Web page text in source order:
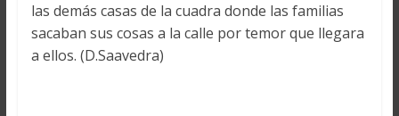
las demás casas de la cuadra donde las familias
sacaban sus cosas a la calle por temor que llegara
a ellos. (D.Saavedra)